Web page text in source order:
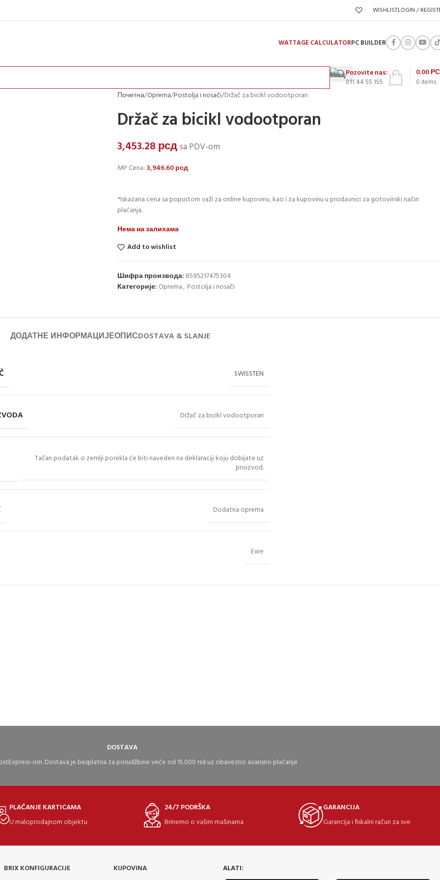
WISHLISTLOGIN /
WATTAGE CALCULATORPC BUILDER
Pozovite nas:
011 44 55 155
0 items
0.00
Почетна Oprema Postolja i nosači Držač za bicikl vodootporan
Držač za bicikl vodootporan
3,453.28 рсдsa PDV-om
MP Cena: 3,946.60рсд
*Iskazana cena sa popustom važi za online kupovinu, kao i za kupovinu u prodavnici za gotovinski način
plaćanja.
Нема на залихама
Add to wishlist
Шифра производа: 8595217475304
Категорије: Oprema, Postolja i nosači
ДОДАТНЕ ИНФОРМАЦИЈЕОПИСDOSTAVA & SLANJE
SWISSTEN
Držač za bicikl vodootporan
Tačan podatak o zemlji porekla će biti naveden na deklaraciji koju dobijate uz
proizvod.
Dodatna oprema
Ewe
DOSTAVA
om. Dostava je besplatna za porudžbine veće od 15.000 rsd uz obavezno avansno plaćanje
PLAĆANJE KARTICAMA
U maloprodajnom objektu
24/7 PODRŠKA
Brinemo o vašim mašinama
GARANCIJA
Garancija i fiskalni račun za sve
BRIX KONFIGURACIJE
KUPOVINA
ALATI: